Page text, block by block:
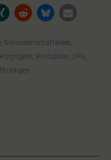
, Genossenschaftsidee,
Korpsgeist, Korruption, LPG,